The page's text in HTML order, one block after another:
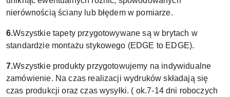
nierównością ściany lub błędem w pomiarze.
6.Wszystkie tapety przygotowywane są w brytach w
standardzie montażu stykowego (EDGE to EDGE).
7.Wszystkie produkty przygotowujemy na indywidualne
zamówienie. Na czas realizacji wydruków składają się
czas produkcji oraz czas wysyłki. ( ok.7-14 dni roboczych